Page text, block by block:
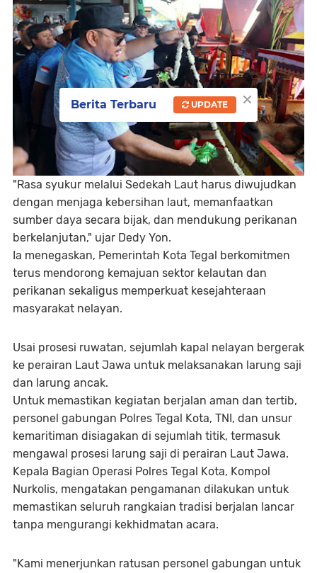
"Rasa syukur melalui Sedekah Laut harus diwujudkan
dengan menjaga kebersihan laut, memanfaatkan
sumber daya secara bijak, dan mendukung perikanan
berkelanjutan," ujar Dedy Yon.
Ia menegaskan, Pemerintah Kota Tegal berkomitmen
terus mendorong kemajuan sektor kelautan dan
perikanan sekaligus memperkuat kesejahteraan
masyarakat nelayan.
Usai prosesi ruwatan, sejumlah kapal nelayan bergerak
ke perairan Laut Jawa untuk melaksanakan larung saji
dan larung ancak.
Untuk memastikan kegiatan berjalan aman dan tertib,
personel gabungan Polres Tegal Kota, TNI, dan unsur
kemaritiman disiagakan di sejumlah titik, termasuk
mengawal prosesi larung saji di perairan Laut Jawa.
Kepala Bagian Operasi Polres Tegal Kota, Kompol
Nurkolis, mengatakan pengamanan dilakukan untuk
memastikan seluruh rangkaian tradisi berjalan lancar
tanpa mengurangi kekhidmatan acara.
"Kami menerjunkan ratusan personel gabungan untuk
×
Berita Terbaru UPDATE